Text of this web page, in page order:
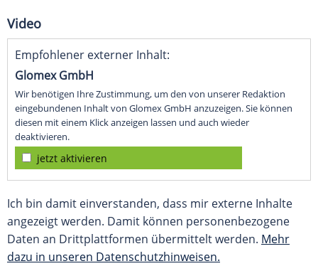
Video
Empfohlener externer Inhalt:
Glomex GmbH
Wir benötigen Ihre Zustimmung, um den von unserer Redaktion
eingebundenen Inhalt von Glomex GmbH anzuzeigen. Sie können
diesen mit einem Klick anzeigen lassen und auch wieder
deaktivieren.
jetzt aktivieren
Ich bin damit einverstanden, dass mir externe Inhalte
angezeigt werden. Damit können personenbezogene
Daten an Drittplattformen übermittelt werden. Mehr
dazu in unseren Datenschutzhinweisen.